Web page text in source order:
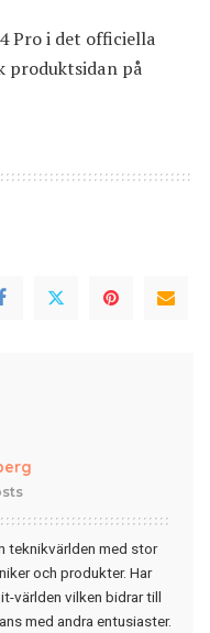
Pro i det officiella
produktsidan på
teknikvärlden med stor
och produkter. Har
världen vilken bidrar till
med andra entusiaster.